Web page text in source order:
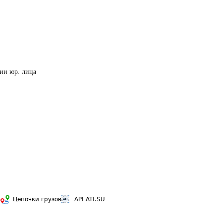
юр. лица
Цепочки грузов API ATI.SU